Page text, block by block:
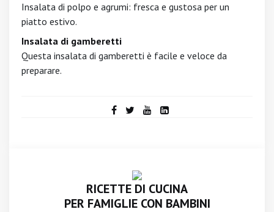
Insalata di polpo e agrumi: fresca e gustosa per un
piatto estivo.
Insalata di gamberetti
Questa insalata di gamberetti è facile e veloce da
preparare.
RICETTE DI CUCINA
PER FAMIGLIE CON BAMBINI